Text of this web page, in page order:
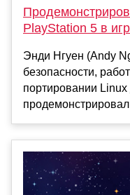
PlayStation 5 в
Энди Нгуен (Andy
безопасности,
портировании